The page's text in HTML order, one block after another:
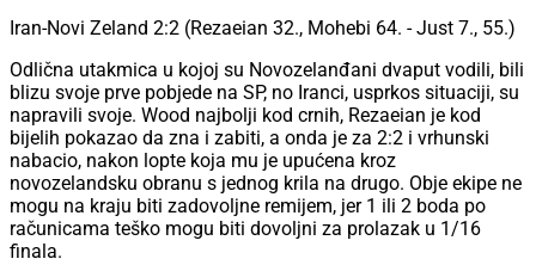
Iran-Novi Zeland 2:2 (Rezaeian 32., Mohebi 64. - Just 7., 55.)
Odlična utakmica u kojoj su Novozelanđani dvaput vodili, bili
blizu svoje prve pobjede na SP, no Iranci, usprkos situaciji, su
napravili svoje. Wood najbolji kod crnih, Rezaeian je kod
bijelih pokazao da zna i zabiti, a onda je za 2:2 i vrhunski
nabacio, nakon lopte koja mu je upućena kroz
novozelandsku obranu s jednog krila na drugo. Obje ekipe ne
mogu na kraju biti zadovoljne remijem, jer 1 ili 2 boda po
računicama teško mogu biti dovoljni za prolazak u 1/16
finala.